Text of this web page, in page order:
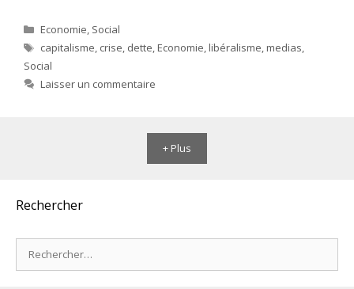
Catégories
Economie, Social
Étiquettes
capitalisme, crise, dette,Economie,libéralisme,medias,
Social
Laisser un commentaire
+ Plus
Rechercher